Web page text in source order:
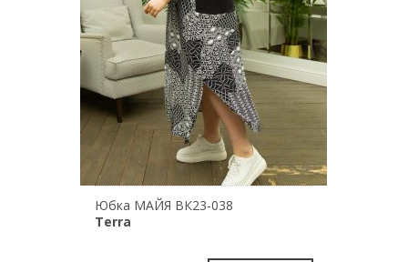
Юбка МАЙЯ ВК23-038
Terra